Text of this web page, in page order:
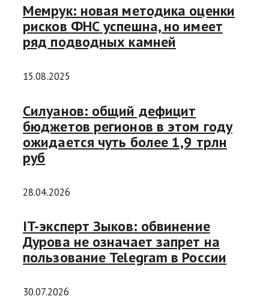
Мемрук: новая методика оценки
рисков ФНС успешна, но имеет
ряд подводных камней
15.08.2025
Силуанов: общий дефицит
бюджетов регионов в этом году
ожидается чуть более 1,9 трлн
руб
28.04.2026
IT-эксперт Зыков: обвинение
Дурова не означает запрет на
пользование Telegram в России
30.07.2026